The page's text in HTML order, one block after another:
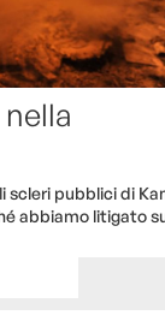
scleri pubblici di
abbiamo litigato